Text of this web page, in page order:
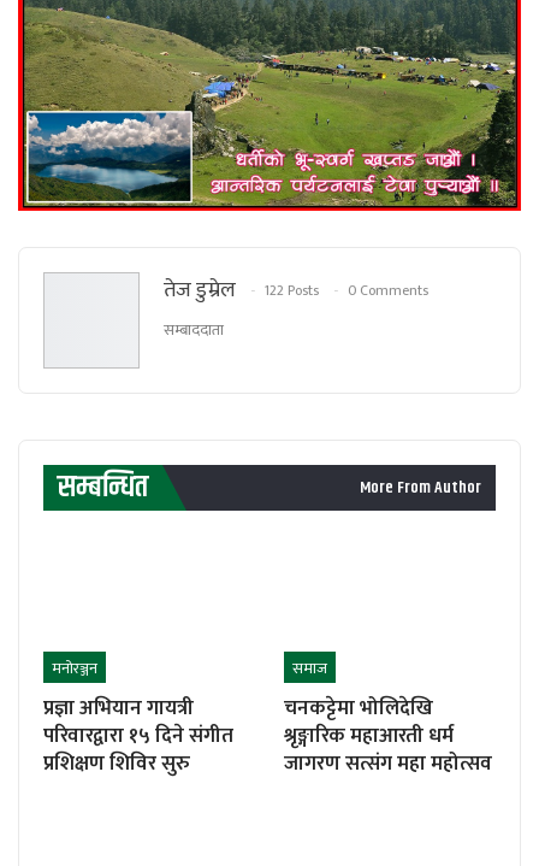
तेज डुम्रेल 122 Posts 0 Comments
सम्बाददाता
सम्बन्धित More From Author
मनाेरञ्जन
प्रज्ञा अभियान गायत्री
परिवारद्वारा १५ दिने संगीत
प्रशिक्षण शिविर सुरु
समाज
चनकट्टेमा भोलिदेखि
श्रृङ्गारिक महाआरती धर्म
जागरण सत्संग महा महोत्सव